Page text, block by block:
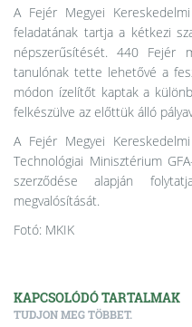
A Fejér Megyei
feladatának tartja a kétkezi
népszerűsítését. 440 Fejér
tanulónak tette lehetővé a
módon ízelítőt kaptak a
felkészülve az előttük álló
A Fejér Megyei
Technológiai Minisztérium
szerződése alapján
megvalósítását.
Fotó: MKIK
KAPCSOLÓDÓ TARTALMAK
TUDJON MEG TÖBBET.